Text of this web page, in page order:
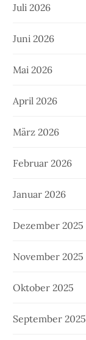
Juli 2026
Juni 2026
Mai 2026
April 2026
März 2026
Februar 2026
Januar 2026
Dezember 2025
November 2025
Oktober 2025
September 2025